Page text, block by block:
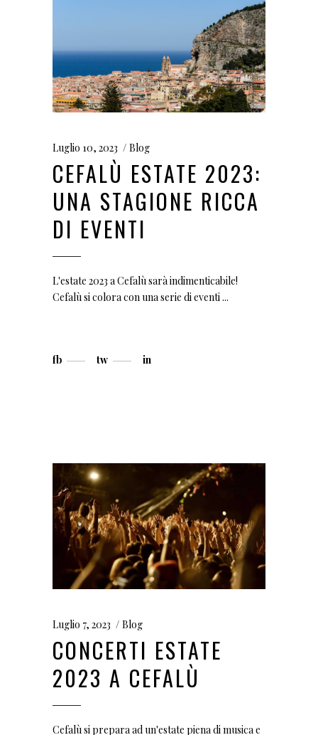
Luglio 10, 2023 Blog
CEFALÙ ESTATE 2023:
UNA STAGIONE RICCA
DI EVENTI
L'estate 2023 a Cefalù sarà indimenticabile!
Cefalù si colora con una serie di eventi
fb tw in
Luglio 7, 2023 Blog
CONCERTI ESTATE
2023 A CEFALÙ
Cefalù si prepara ad un'estate piena di musica e